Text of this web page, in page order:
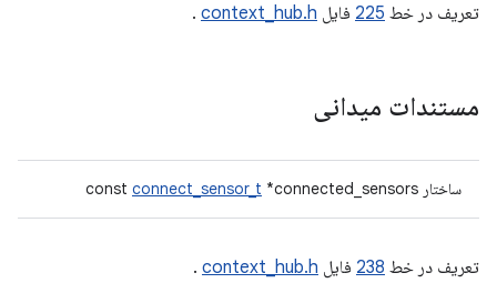
تعریف در خط 225 فایل context_hub.h
.
مستندات میدانی
ساختار const connect_sensor_t *connected_sensors
تعریف در خط 238 فایل context_hub.h
.